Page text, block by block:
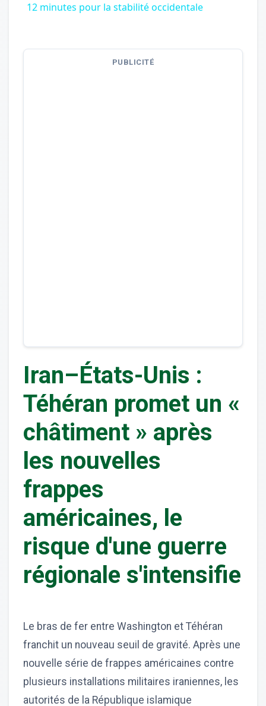
12 minutes pour la stabilité occidentale
PUBLICITÉ
Iran–États-Unis :
Téhéran promet un «
châtiment » après
les nouvelles
frappes
américaines, le
risque d'une guerre
régionale s'intensifie
Le bras de fer entre Washington et Téhéran
franchit un nouveau seuil de gravité. Après une
nouvelle série de frappes américaines contre
plusieurs installations militaires iraniennes, les
autorités de la République islamique